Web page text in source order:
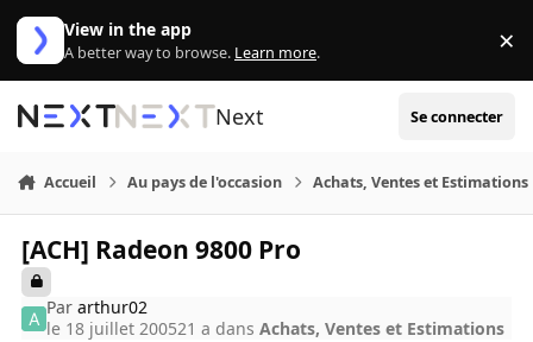
Aller au contenu
View in the app
A better way to browse. Learn more. ×
Next Se connecter
Accueil Au pays de l'occasion Achats, Ventes et Estimations
[ACH] Radeon 9800 Pro
Pararthur02
le 18 juillet 200521 a dansAchats, Ventes et Estimations